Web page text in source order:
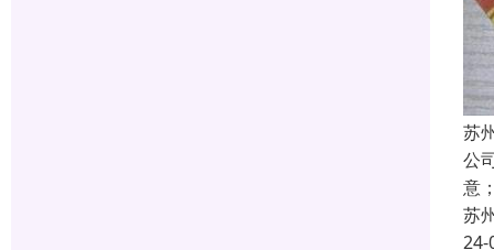
苏
公
意
苏
24-